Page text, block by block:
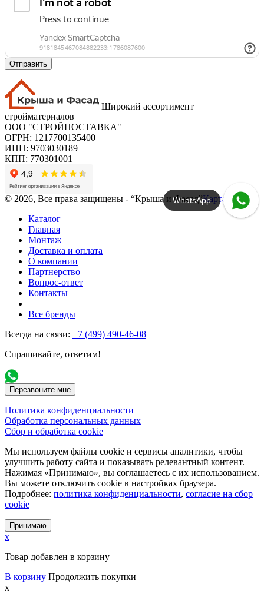
Отправить
Широкий ассортимент
стройматериалов
ООО "СТРОЙПОСТАВКА"
ОГРН: 1217700135400
ИНН: 9703030189
КПП: 770301001
© 2026, Все права защищены - “Крыша и Фасад”Карта сайта
Каталог
Главная
Монтаж
Доставка и оплата
О компании
Партнерство
Вопрос-ответ
Контакты
Все бренды
Всегда на связи: +7 (499) 490-46-08
Спрашивайте, ответим!
Перезвоните мне
Политика конфиденциальности
Обработка персональных данных
Сбор и обработка cookie
Мы используем файлы cookie и сервисы аналитики, чтобы
улучшить работу сайта и показывать релевантный контент.
Нажимая «Принимаю», вы соглашаетесь с их использованием.
Вы можете отключить cookie в настройках браузера.
Подробнее: политика конфиденциальности, согласие на сбор
cookie
Принимаю
x
Товар добавлен в корзину
В корзину Продолжить покупки
x
WhatsApp